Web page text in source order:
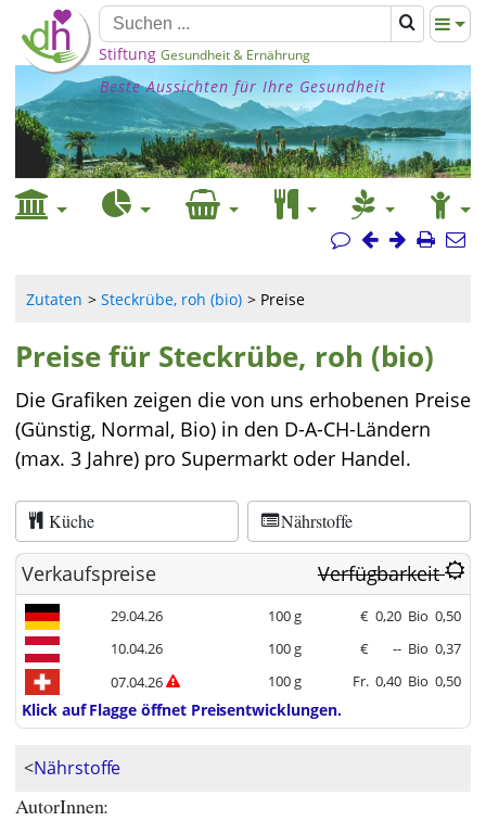
Stiftung Gesundheit & Ernährung
Beste Aussichten für Ihre Gesundheit
Zutaten Steckrübe, roh (bio) Preise
Preise für Steckrübe, roh (bio)
Die Grafiken zeigen die von uns erhobenen Preise
(Günstig, Normal, Bio) in den D-A-CH-Ländern
(max. 3 Jahre) pro Supermarkt oder Handel.
Küche Nährstoffe
Verkaufspreise Verfügbarkeit
29.04.26 100 g € 0,20 Bio 0,50
10.04.26
100 g € -- Bio 0,37
07.04.26
100 g Fr. 0,40 Bio 0,50
Klick auf Flagge öffnet Preisentwicklungen.
<Nährstoffe
AutorInnen: